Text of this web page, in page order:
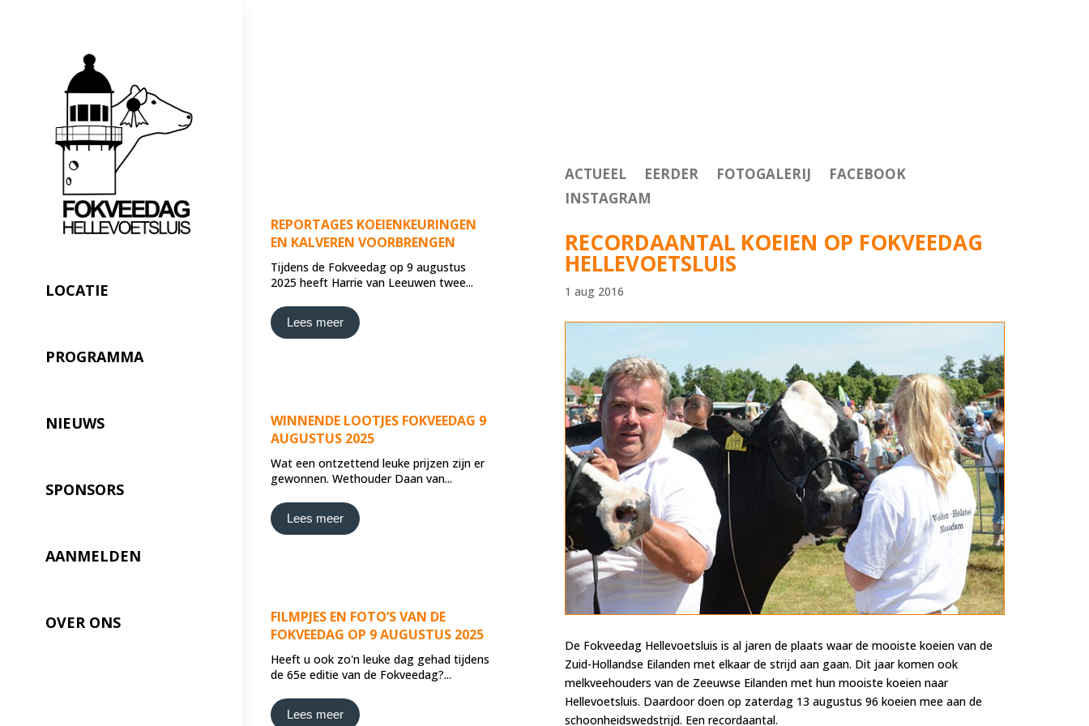
LOCATIE
PROGRAMMA
NIEUWS
SPONSORS
AANMELDEN
OVER ONS
REPORTAGES KOEIENKEURINGEN
EN KALVEREN VOORBRENGEN
Tijdens de Fokveedag op 9 augustus
2025 heeft Harrie van Leeuwen twee...
Lees meer
WINNENDE LOOTJES FOKVEEDAG 9
AUGUSTUS 2025
Wat een ontzettend leuke prijzen zijn er
gewonnen. Wethouder Daan van...
Lees meer
FILMPJES EN FOTO’S VAN DE
FOKVEEDAG OP 9 AUGUSTUS 2025
Heeft u ook zo'n leuke dag gehad tijdens
de 65e editie van de Fokveedag?...
Lees meer
ACTUEEL EERDER FOTOGALERIJ
FACEBOOK
INSTAGRAM
RECORDAANTAL KOEIEN OP FOKVEEDAG
HELLEVOETSLUIS
1 aug 2016
De Fokveedag Hellevoetsluis is al jaren de plaats waar de mooiste koeien van de
Zuid-Hollandse Eilanden met elkaar de strijd aan gaan. Dit jaar komen ook
melkveehouders van de Zeeuwse Eilanden met hun mooiste koeien naar
Hellevoetsluis. Daardoor doen op zaterdag 13 augustus 96 koeien mee aan de
schoonheidswedstrijd. Een recordaantal.